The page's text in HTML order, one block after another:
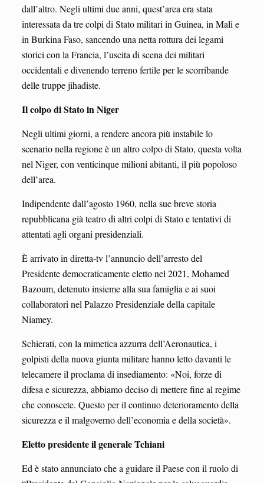
dall’altro. Negli ultimi due anni, quest’area era stata
interessata da tre colpi di Stato militari in Guinea, in Mali e
in Burkina Faso, sancendo una netta rottura dei legami
storici con la Francia, l’uscita di scena dei militari
occidentali e divenendo terreno fertile per le scorribande
delle truppe jihadiste.
Il colpo di Stato in Niger
Negli ultimi giorni, a rendere ancora più instabile lo
scenario nella regione è un altro colpo di Stato, questa volta
nel Niger, con venticinque milioni abitanti, il più popoloso
dell’area.
Indipendente dall’agosto 1960, nella sue breve storia
repubblicana già teatro di altri colpi di Stato e tentativi di
attentati agli organi presidenziali.
È arrivato in diretta-tv l’annuncio dell’arresto del
Presidente democraticamente eletto nel 2021, Mohamed
Bazoum, detenuto insieme alla sua famiglia e ai suoi
collaboratori nel Palazzo Presidenziale della capitale
Niamey.
Schierati, con la mimetica azzurra dell’Aeronautica, i
golpisti della nuova giunta militare hanno letto davanti le
telecamere il proclama di insediamento: «Noi, forze di
difesa e sicurezza, abbiamo deciso di mettere fine al regime
che conoscete. Questo per il continuo deterioramento della
sicurezza e il malgoverno dell’economia e della società».
Eletto presidente il generale Tchiani
Ed è stato annunciato che a guidare il Paese con il ruolo di